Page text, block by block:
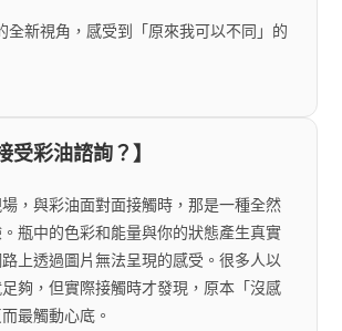
全新視角，感受到「原來我可以不同」的
受彩油諮詢？】
，與彩油面對面接觸時，那是一種全然
瓶中的色彩和能量與你的狀態產生真實
上透過圖片無法呈現的感受。很多人以
夠，但實際接觸時才發現，原本「沒感
最觸動心底。